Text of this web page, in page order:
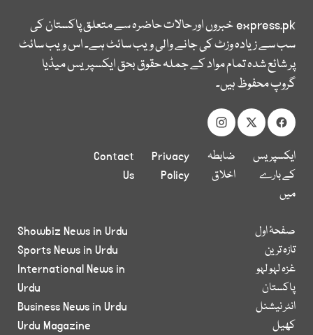
express.pkخبروں اور حالات حاضرہ سے متعلق پاکستان کی
سب سے زیادہ وزٹ کی جانے والی ویب سائٹ ہے۔ اس ویب سائٹ
پر شائع شدہ تمام مواد کے جملہ حقوق بحق ایکسپریس میڈیا
گروپ محفوظ ہیں۔
ایکسپریس
کے بارے
میں
ضابطہ
اخلاق
Privacy
Policy
Contact
Us
صفحۂ اول
تازہ ترین
غزہ لہو لہو
پاکستان
انٹر نیشنل
کھیل
Showbiz News in Urdu
Sports News in Urdu
International News in
Urdu
Business News in Urdu
Urdu Magazine